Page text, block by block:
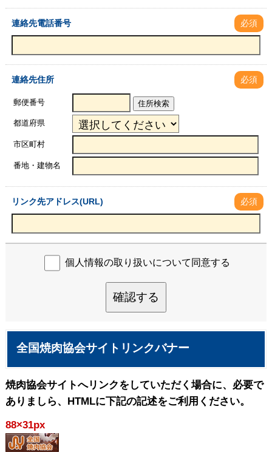
連絡先電話番号 必須
連絡先住所 必須
郵便番号 住所検索
都道府県
市区町村
番地・建物名
リンク先アドレス(URL) 必須
個人情報の取り扱いについて同意する
確認する
全国焼肉協会サイトリンクバナー
焼肉協会サイトへリンクをしていただく場合に、必要で
ありましら、HTMLに下記の記述をご利用ください。
88×31px